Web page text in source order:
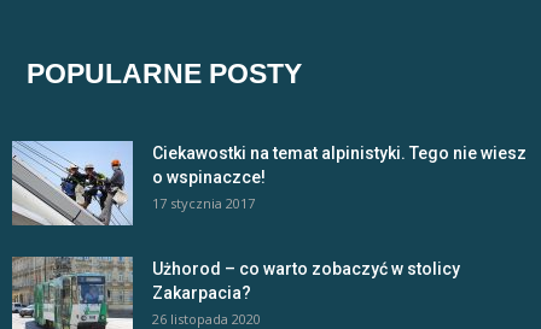
POPULARNE POSTY
Ciekawostki na temat alpinistyki. Tego nie wiesz
o wspinaczce!
17 stycznia 2017
Użhorod – co warto zobaczyć w stolicy
Zakarpacia?
26 listopada 2020